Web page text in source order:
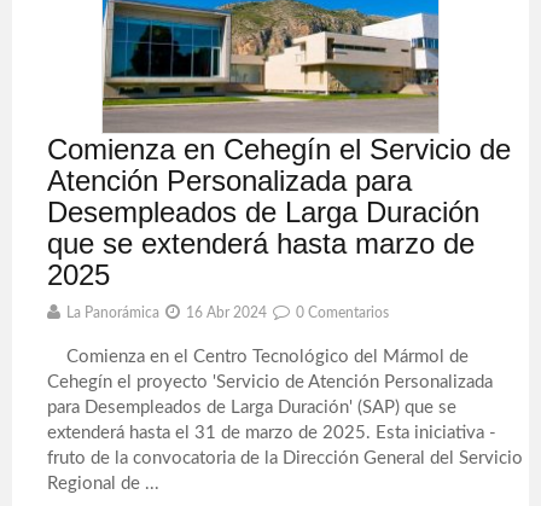
Comienza en Cehegín el Servicio de
Atención Personalizada para
Desempleados de Larga Duración
que se extenderá hasta marzo de
2025
La Panorámica 16 Abr 2024 0 Comentarios
Comienza en el Centro Tecnológico del Mármol de
Cehegín el proyecto 'Servicio de Atención Personalizada
para Desempleados de Larga Duración' (SAP) que se
extenderá hasta el 31 de marzo de 2025. Esta iniciativa -
fruto de la convocatoria de la Dirección General del Servicio
Regional de ...